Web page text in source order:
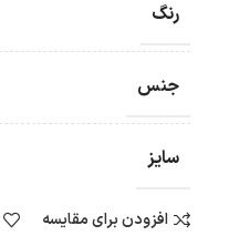
رنگ
جنس
سایز
افزودن برای مقایسه
ضمانت اصالت کالا